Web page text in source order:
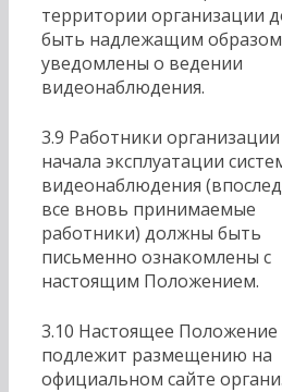
территории организации
быть надлежащим образом
уведомлены о ведении
видеонаблюдения.
3.9 Работники
начала эксплуатации
видеонаблюдения
все вновь принимаемые
работники) должны быть
письменно ознакомлены с
настоящим Положением.
3.10 Настоящее Положение
подлежит размещению на
официальном сайте